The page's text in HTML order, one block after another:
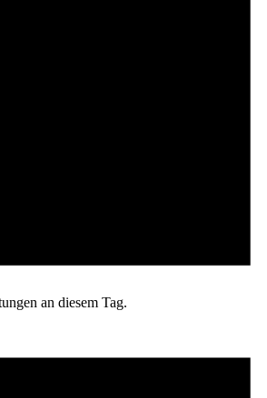
an diesem Tag.